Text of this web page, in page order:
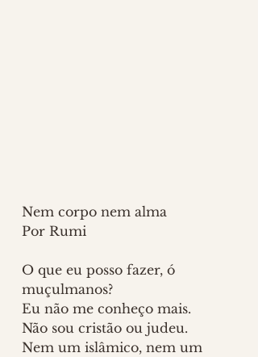
Nem corpo nem alma
Por Rumi
O que eu posso fazer, ó
muçulmanos?
Eu não me conheço mais.
Não sou cristão ou judeu.
Nem um islâmico, nem um